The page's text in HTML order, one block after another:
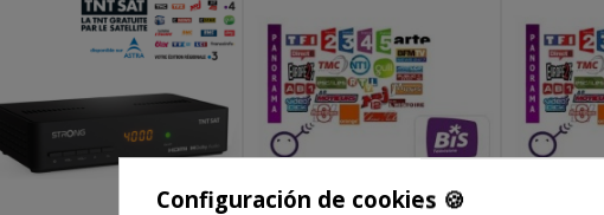
Configuración de cookies 🍪